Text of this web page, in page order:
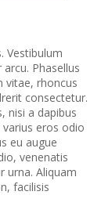
Vestibulum
Phasellus
vitae, rhoncus
consectetur.
nisi a dapibus
eros odio
eu augue
venenatis
urna. Aliquam
facilisis